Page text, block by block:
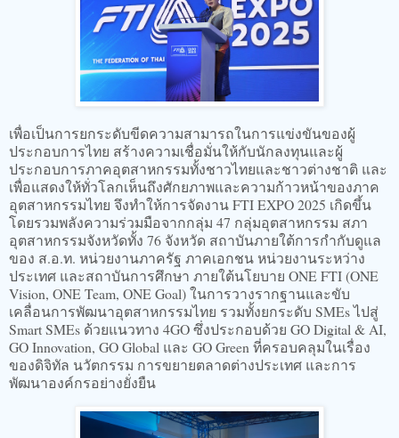
เพื่อเป็นการยกระดับขีดความสามารถในการแข่งขันของผู้
ประกอบการไทย สร้างความเชื่อมั่นให้กับนักลงทุนและผู้
ประกอบการภาคอุตสาหกรรมทั้งชาวไทยและชาวต่างชาติ และ
เพื่อแสดงให้ทั่วโลกเห็นถึงศักยภาพและความก้าวหน้าของภาค
อุตสาหกรรมไทย จึงทำให้การจัดงาน FTI EXPO 2025 เกิดขึ้น
โดยรวมพลังความร่วมมือจากกลุ่ม 47 กลุ่มอุตสาหกรรม สภา
อุตสาหกรรมจังหวัดทั้ง 76 จังหวัด สถาบันภายใต้การกำกับดูแล
ของ ส.อ.ท. หน่วยงานภาครัฐ ภาคเอกชน หน่วยงานระหว่าง
ประเทศ และสถาบันการศึกษา ภายใต้นโยบาย ONE FTI (ONE
Vision, ONE Team, ONE Goal) ในการวางรากฐานและขับ
เคลื่อนการพัฒนาอุตสาหกรรมไทย รวมทั้งยกระดับ SMEs ไปสู่
Smart SMEs ด้วยแนวทาง 4GO ซึ่งประกอบด้วย GO Digital & AI,
GO Innovation, GO Global และ GO Green ที่ครอบคลุมในเรื่อง
ของดิจิทัล นวัตกรรม การขยายตลาดต่างประเทศ และการ
พัฒนาองค์กรอย่างยั่งยืน